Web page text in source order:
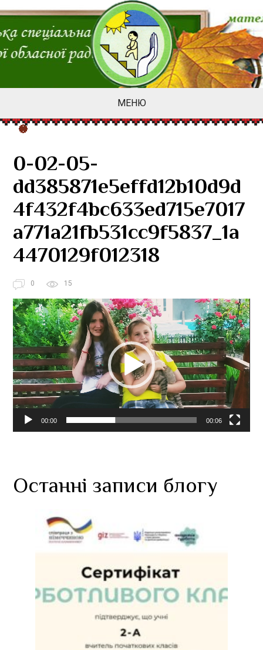
МЕНЮ
0-02-05-
dd385871e5effd12b10d9d
4f432f4bc633ed715e7017
a771a21fb531cc9f5837_1a
4470129f012318
0 15
Відеопрогравач
00:00 00:06
Останні записи блогу